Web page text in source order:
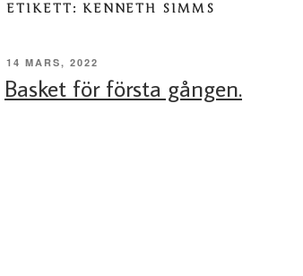
ETIKETT: KENNETH SIMMS
PUBLICERAT
14 MARS, 2022
Basket för första gången.